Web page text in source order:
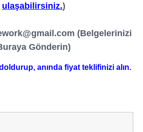
ulaşabilirsiniz.)
(Belgelerinizi
Gönderin)
anında fiyat teklifinizi alın.